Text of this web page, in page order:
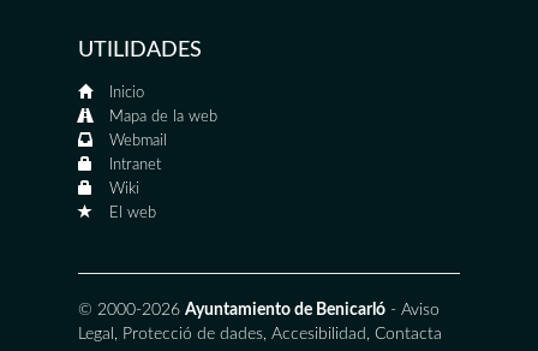
UTILIDADES
Inicio
Mapa de la web
Webmail
Intranet
Wiki
El web
© 2000-2026 Ayuntamiento de Benicarló - Aviso
Legal , Protecció de dades, Accesibilidad , Contacta